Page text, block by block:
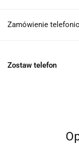
Zamówienie
Zostaw telefon